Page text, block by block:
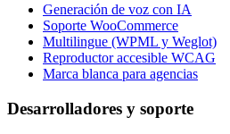
Generación de voz con IA
Soporte WooCommerce
Multilingue (WPML y Weglot)
Reproductor accesible WCAG
Marca blanca para agencias
Desarrolladores y soporte